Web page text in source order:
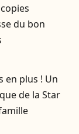
du bon
en plus ! Un
de la Star